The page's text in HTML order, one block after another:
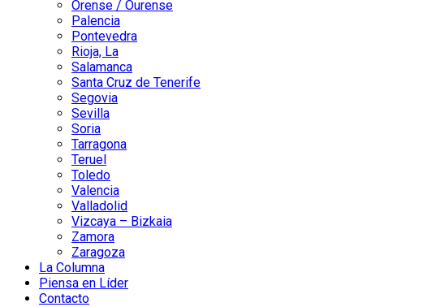
Orense / Ourense
Palencia
Pontevedra
Rioja, La
Salamanca
Santa Cruz de Tenerife
Segovia
Sevilla
Soria
Tarragona
Teruel
Toledo
Valencia
Valladolid
Vizcaya – Bizkaia
Zamora
Zaragoza
La Columna
Piensa en Líder
Contacto